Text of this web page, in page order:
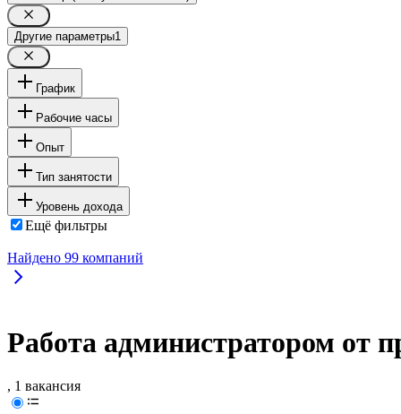
Другие параметры1
График
Рабочие часы
Опыт
Тип занятости
Уровень дохода
Ещё фильтры
Найдено 99 компаний
Работа администратором от
, 1 вакансия